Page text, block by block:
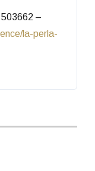
–
la-perla-